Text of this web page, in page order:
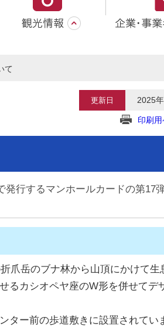
て
更新日 2025
印刷用
行するマンホールカードの第17
爪岳のブナ林から山頂にかけて生
るカシオペヤ座のW形を併せてデ
ター前の歩道敷きに設置されてい